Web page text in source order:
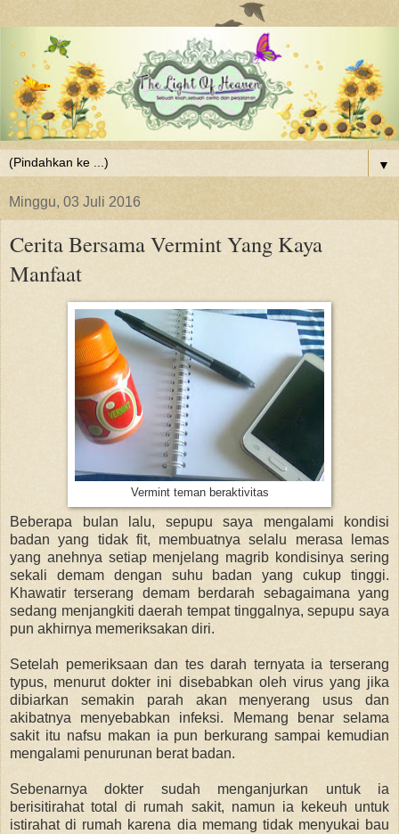
▼
Minggu, 03 Juli 2016
Cerita Bersama Vermint Yang Kaya
Manfaat
Vermint teman beraktivitas
Beberapa bulan lalu, sepupu saya mengalami kondisi
badan yang tidak fit, membuatnya selalu merasa lemas
yang anehnya setiap menjelang magrib kondisinya sering
sekali demam dengan suhu badan yang cukup tinggi.
Khawatir terserang demam berdarah sebagaimana yang
sedang menjangkiti daerah tempat tinggalnya, sepupu saya
pun akhirnya memeriksakan diri.
Setelah pemeriksaan dan tes darah ternyata ia terserang
typus, menurut dokter ini disebabkan oleh virus yang jika
dibiarkan semakin parah akan menyerang usus dan
akibatnya menyebabkan infeksi. Memang benar selama
sakit itu nafsu makan ia pun berkurang sampai kemudian
mengalami penurunan berat badan.
Sebenarnya dokter sudah menganjurkan untuk ia
berisitirahat total di rumah sakit, namun ia kekeuh untuk
istirahat di rumah karena dia memang tidak menyukai bau